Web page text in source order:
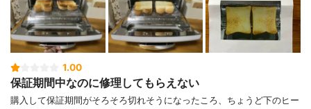
1.00
保証期間中なのに修理してもらえない
購入して保証期間がそろそろ切れそうになったころ、ちょうど下のヒー